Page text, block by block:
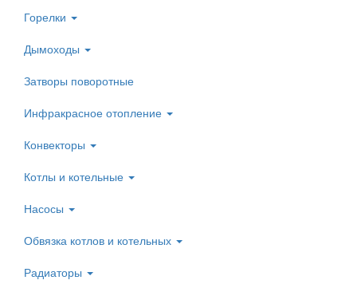
Горелки
Дымоходы
Затворы поворотные
Инфракрасное отопление
Конвекторы
Котлы и котельные
Насосы
Обвязка котлов и котельных
Радиаторы